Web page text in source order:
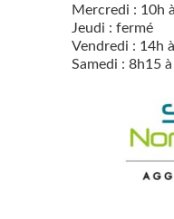
Mercredi : 10h
Jeudi : fermé
Vendredi : 14h
Samedi : 8h15